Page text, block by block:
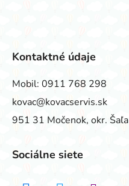
Kontaktné údaje
Mobil: 0911 768 298
kovac@kovacservis.sk
951 31 Močenok, okr. Šaľa
Sociálne siete